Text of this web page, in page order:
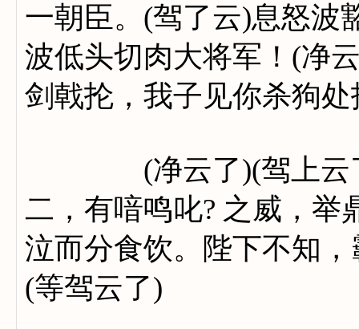
一朝臣。(驾了云)息怒波
波低头切肉大将军！(净
剑戟抡，我子见你杀狗
(净云了)(驾上云了)(
二，有喑鸣叱? 之威，举
泣而分食饮。陛下不知
(等驾云了)